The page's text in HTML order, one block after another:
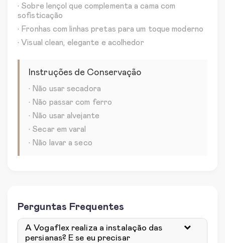
• Sobre lençol que complementa a cama com
sofisticação
• Fronhas com linhas pretas para um toque moderno
• Visual clean, elegante e acolhedor
Instruções de Conservação
• Não usar secadora
• Não passar com ferro
• Não usar alvejante
• Secar em varal
• Não lavar a seco
Perguntas Frequentes
A Vogaflex realiza a instalação das
persianas? E se eu precisar